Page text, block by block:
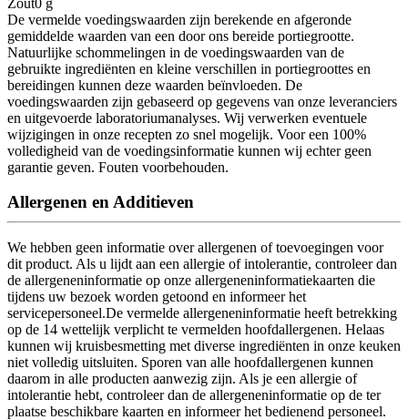
De vermelde voedingswaarden zijn berekende en afgeronde
gemiddelde waarden van een door ons bereide portiegrootte.
Natuurlijke schommelingen in de voedingswaarden van de
gebruikte ingrediënten en kleine verschillen in portiegroottes en
bereidingen kunnen deze waarden beïnvloeden. De
voedingswaarden zijn gebaseerd op gegevens van onze leveranciers
en uitgevoerde laboratoriumanalyses. Wij verwerken eventuele
wijzigingen in onze recepten zo snel mogelijk. Voor een 100%
volledigheid van de voedingsinformatie kunnen wij echter geen
garantie geven. Fouten voorbehouden.
Allergenen en Additieven
We hebben geen informatie over allergenen of toevoegingen voor
dit product. Als u lijdt aan een allergie of intolerantie, controleer dan
de allergeneninformatie op onze allergeneninformatiekaarten die
tijdens uw bezoek worden getoond en informeer het
servicepersoneel.De vermelde allergeneninformatie heeft betrekking
op de 14 wettelijk verplicht te vermelden hoofdallergenen. Helaas
kunnen wij kruisbesmetting met diverse ingrediënten in onze keuken
niet volledig uitsluiten. Sporen van alle hoofdallergenen kunnen
daarom in alle producten aanwezig zijn. Als je een allergie of
intolerantie hebt, controleer dan de allergeneninformatie op de ter
plaatse beschikbare kaarten en informeer het bedienend personeel.